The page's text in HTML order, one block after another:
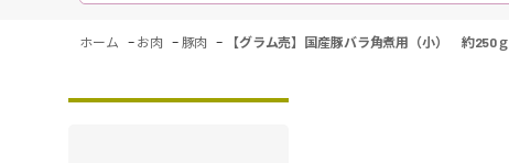
ホーム - お肉 - 豚肉 - 【グラム売】国産豚バラ角煮用（小） 約250ｇ